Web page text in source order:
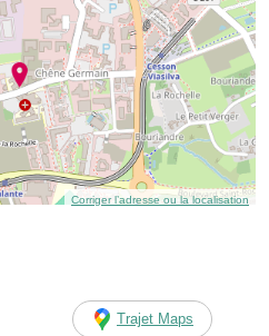
Corriger l’adresse ou la localisation
Trajet Maps